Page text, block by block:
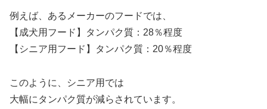
例えば、あるメーカーのフードでは、
【成犬用フード】タンパク質：28％程度
【シニア用フード】タンパク質：20％程度
このように、シニア用では
大幅にタンパク質が減らされています。